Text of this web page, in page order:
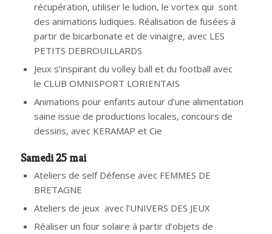
récupération, utiliser le ludion, le vortex qui sont
des animations ludiques. Réalisation de fusées à
partir de bicarbonate et de vinaigre, avec LES
PETITS DEBROUILLARDS
Jeux s’inspirant du volley ball et du football avec
le CLUB OMNISPORT LORIENTAIS
Animations pour enfants autour d’une alimentation
saine issue de productions locales, concours de
dessins, avec KERAMAP et Cie
Samedi 25 mai
Ateliers de self Défense avec FEMMES DE
BRETAGNE
Ateliers de jeux avec l’UNIVERS DES JEUX
Réaliser un four solaire à partir d’objets de